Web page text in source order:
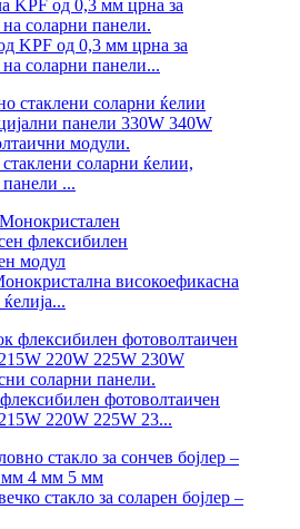
KPF од 0,3 мм црна за
соларни панели...
соларни ќелии,
...
високоефикасна
фотоволтаичен
220W 225W 23...
стакло за соларен бојлер –